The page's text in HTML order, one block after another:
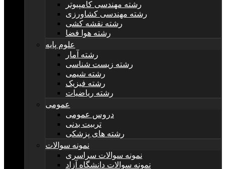
رشته مهندسی کامپیوتر
رشته مهندسی کشاورزی
رشته نقشه کشی
رشته هوا فضا
علوم پایه
رشته آمار
رشته زیست شناسی
رشته شیمی
رشته فیزیک
رشته ریاضیات
عمومی
دروس عمومی
تربیت بدنی
رشته های پزشکی
نمونه سوالات
نمونه سوالات سراسری
نمونه سوالات دانشگاه آزاد